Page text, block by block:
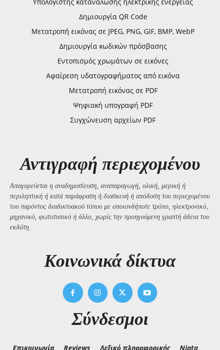
Υπολογιστής κατανάλωσης ηλεκτρικής ενέργειας
Δημιουργία QR Code
Μετατροπή εικόνας σε JPEG, PNG, GIF, BMP, WebP
Δημιουργία κωδικών πρόσβασης
Εντοπισμός χρωμάτων σε εικόνες
Αφαίρεση υδατογραφήματος από εικόνα
Μετατροπή εικόνας σε PDF
Ψηφιακή υπογραφή PDF
Συγχώνευση αρχείων PDF
Αντιγραφή περιεχομένου
Απαγορεύεται η αναδημοσίευση, αναπαραγωγή, ολική, μερική ή
περιληπτική ή κατά παράφραση ή διασκευή ή απόδοση του περιεχομένου
του παρόντος διαδικτυακού τόπου με οποιονδήποτε τρόπο, ηλεκτρονικό,
μηχανικό, φωτοτυπικό ή άλλο, χωρίς την προηγούμενη γραπτή άδεια του
εκδότη.
Kοινωνικά δίκτυα
Σύνδεσμοι
Επικοινωνία Reviews Λεξικό πληροφορικής Niata